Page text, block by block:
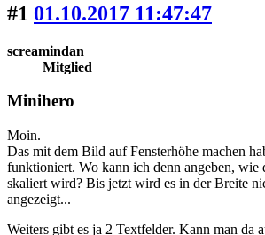
#1 01.10.2017 11:47:47
screamindan
Mitglied
Minihero
Moin.
Das mit dem Bild auf Fensterhöhe machen
funktioniert. Wo kann ich denn angeben, wie
skaliert wird? Bis jetzt wird es in der Breite
angezeigt...
Weiters gibt es ja 2 Textfelder. Kann man da